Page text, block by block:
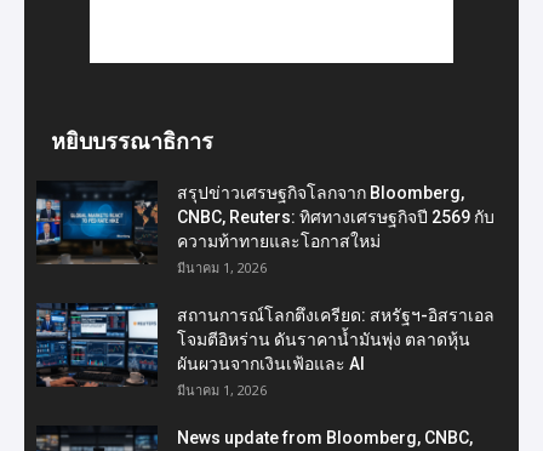
หยิบบรรณาธิการ
สรุปข่าวเศรษฐกิจโลกจาก Bloomberg,
CNBC, Reuters: ทิศทางเศรษฐกิจปี 2569 กับ
ความท้าทายและโอกาสใหม่
มีนาคม 1, 2026
สถานการณ์โลกตึงเครียด: สหรัฐฯ-อิสราเอล
โจมตีอิหร่าน ดันราคาน้ำมันพุ่ง ตลาดหุ้น
ผันผวนจากเงินเฟ้อและ AI
มีนาคม 1, 2026
News update from Bloomberg, CNBC,